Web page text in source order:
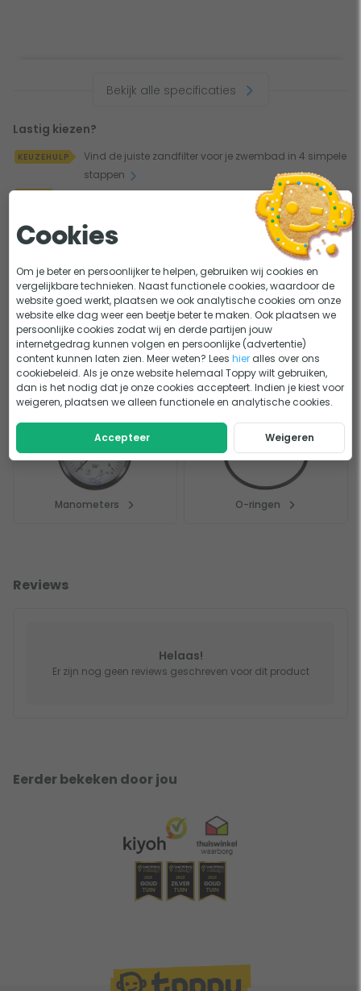
Bekijk alle specificaties
Lastig kiezen?
KEUZEHULP
Vind de juiste zandfilter voor je zwembad in 4 simpele
stappen
ADVIES
Welk soort filtermateriaal voor je zwembad en
Onderdelen 6-wegkranen
Manometers O-ringen
Reviews
Helaas!
Er zijn nog geen reviews geschreven voor dit product
Eerder bekeken door jou
Cookies
Om je beter en persoonlijker te helpen, gebruiken wij cookies en
vergelijkbare technieken. Naast functionele cookies, waardoor de
website goed werkt, plaatsen we ook analytische cookies om onze
website elke dag weer een beetje beter te maken. Ook plaatsen we
persoonlijke cookies zodat wij en derde partijen jouw
internetgedrag kunnen volgen en persoonlijke (advertentie)
content kunnen laten zien. Meer weten? Leeshier alles over ons
cookiebeleid. Als je onze website helemaal Toppy wilt gebruiken,
dan is het nodig dat je onze cookies accepteert. Indien je kiest voor
weigeren, plaatsen we alleen functionele en analytische cookies.
Accepteer Weigeren